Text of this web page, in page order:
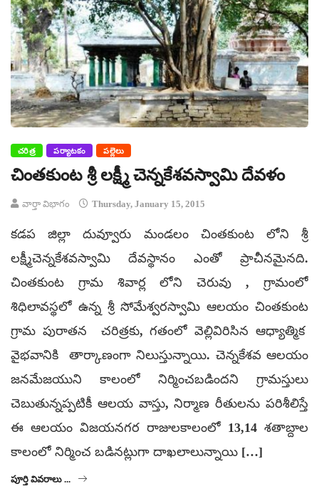
చరిత్ర పర్యాటకం పల్లెలు
చింతకుంట శ్రీ లక్ష్మీ చెన్నకేశవస్వామి దేవళం
వార్తా విభాగం Thursday, January 15, 2015
కడప జిల్లా దువ్వూరు మండలం చింతకుంట లోని శ్రీ
లక్ష్మీచెన్నకేశవస్వామి దేవస్థానం ఎంతో ప్రాచీనమైనది.
చింతకుంట గ్రామ శివార్ల లోని చెరువు , గ్రామంలో
శిధిలావస్థలో ఉన్న శ్రీ సోమేశ్వరస్వామి ఆలయం చింతకుంట
గ్రామ పురాతన చరిత్రకు, గతంలో వెల్లివిరిసిన ఆధ్యాత్మిక
వైభవానికి తార్కాణంగా నిలుస్తున్నాయి. చెన్నకేశవ ఆలయం
జనమేజయుని కాలంలో నిర్మించబడిందని గ్రామస్తులు
చెబుతున్నప్పటికీ ఆలయ వాస్తు, నిర్మాణ రీతులను పరిశీలిస్తే
ఈ ఆలయం విజయనగర రాజులకాలంలో 13,14 శతాబ్దాల
కాలంలో నిర్మించ బడినట్లుగా దాఖలాలున్నాయి […]
పూర్తి వివరాలు ...